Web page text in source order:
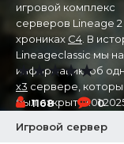
игровой комплекс
серверов Lineage 2
хрониках C4 . В
Lineageclassic мы
информацию об
x3 сервере,
был открыт
1168
0
Игровой сервер